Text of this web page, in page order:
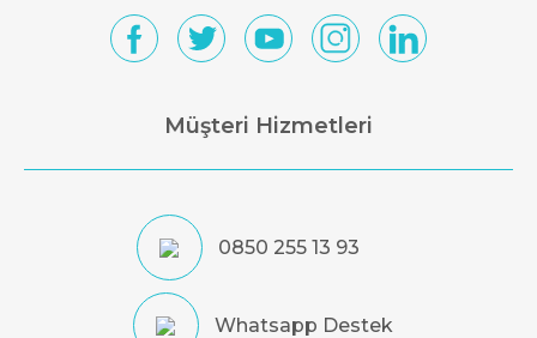
Müşteri Hizmetleri
0850 255 13 93
Whatsapp Destek